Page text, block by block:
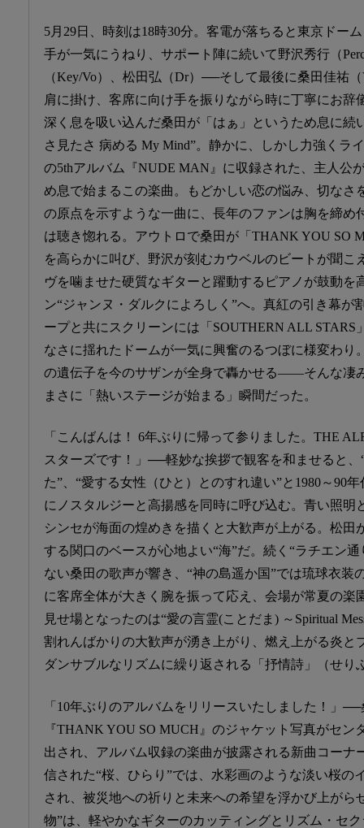
5月29日、時刻は18時30分。客電が落ちると東京ドー
手が一気にうねり、サポート陣に続いて野沢秀行（
（Key/Vo）、松田弘（Dr）──そして最後に桑田佳祐
肩に掛け、客席に向け手を振りながら時に丁寧にお辞
深く息を吸い込んだ桑田が「はぁ」というため息に続
さ見たさ 病める My Mind”。静かに、しかし力強くラ
の5thアルバム『NUDE MAN』に収録された、主人公
め息で始まるこの楽曲。もどかしい恋の悩み、切なさ
の原点を示すような一曲に、長年のファンは胸を締め
は聴き惚れる。アウトロで桑田が「THANK YOU SO
を高らかに叫び、野沢が刻むカウベルのビートが聞こ
ヴを噛ませた硬質なギターと躍動するピアノが鼓動を
ン“ジャンヌ・ダルクによろしく”へ。真紅の引き幕が
ープと共にスクリーンには「SOUTHERN ALL STARS
なさに揺れたドームが一気に興奮のるつぼに様変わり
の遺伝子を今のサザンが全身で轟かせる――そんな凄
まさに「熱いステージが始まる」瞬間だった。
「こんばんは！ 6年ぶりに帰って参りました。THE
スターズです！」──軽妙な挨拶で観客を和ませると
た”、“愛する女性（ひと）とのすれ違い”と1980～90
にノスタルジーと高揚感を同時に呼び込む。青い照明
シンセが海面の煌めきを描くと大歓声が上がる。松田
する関口のベースが心地よい“海”だ。続く“ラチエン
ない桑田の歌声が響き、“神の島遥か国”では琉球衣装
に客席全体が大きく腕を振って応え、会場が常夏の楽
見せ場となったのは“愛の言霊(ことだま) ～Spiritual
割れんばかりの大歓声が湧き上がり、燃え上がる炎と
ダンサブルなリズムに繰り返される「抒情詩」（せり
「10年ぶりのアルバムをリリースいたしました！」
『THANK YOU SO MUCH』のジャケット写真がセン
出され、アルバム収録の楽曲が披露される新曲コーナ
信された“桜、ひらり”では、水彩画のような淡い桜の
され、被災地への祈りと未来への希望を浮かび上がら
物”は、軽やかなギターのカッティングとリズム・セ